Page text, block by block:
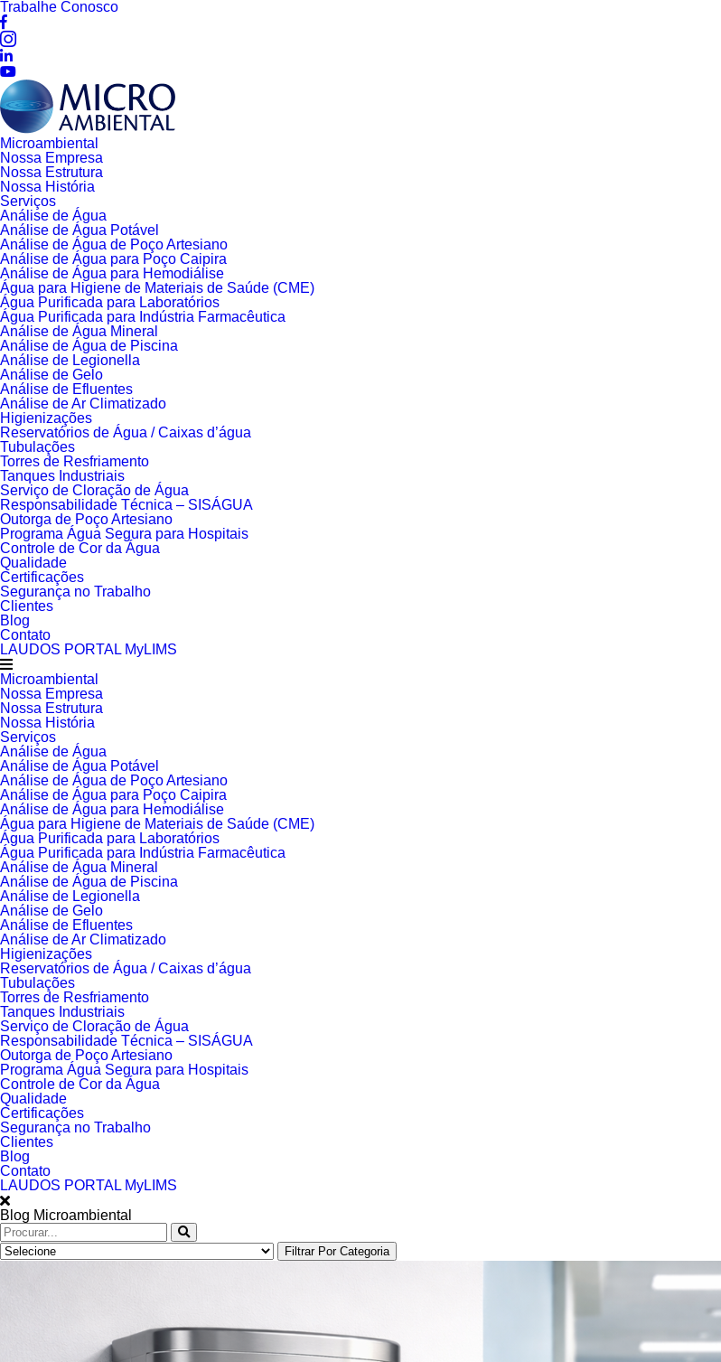
Trabalhe Conosco
Microambiental
Nossa Empresa
Nossa Estrutura
Nossa História
Serviços
Análise de Água
Análise de Água Potável
Análise de Água de Poço Artesiano
Análise de Água para Poço Caipira
Análise de Água para Hemodiálise
Água para Higiene de Materiais de Saúde (CME)
Água Purificada para Laboratórios
Água Purificada para Indústria Farmacêutica
Análise de Água Mineral
Análise de Água de Piscina
Análise de Legionella
Análise de Gelo
Análise de Efluentes
Análise de Ar Climatizado
Higienizações
Reservatórios de Água / Caixas d’água
Tubulações
Torres de Resfriamento
Tanques Industriais
Serviço de Cloração de Água
Responsabilidade Técnica – SISÁGUA
Outorga de Poço Artesiano
Programa Água Segura para Hospitais
Controle de Cor da Água
Qualidade
Certificações
Segurança no Trabalho
Clientes
Blog
Contato
LAUDOS PORTAL MyLIMS
Microambiental
Nossa Empresa
Nossa Estrutura
Nossa História
Serviços
Análise de Água
Análise de Água Potável
Análise de Água de Poço Artesiano
Análise de Água para Poço Caipira
Análise de Água para Hemodiálise
Água para Higiene de Materiais de Saúde (CME)
Água Purificada para Laboratórios
Água Purificada para Indústria Farmacêutica
Análise de Água Mineral
Análise de Água de Piscina
Análise de Legionella
Análise de Gelo
Análise de Efluentes
Análise de Ar Climatizado
Higienizações
Reservatórios de Água / Caixas d’água
Tubulações
Torres de Resfriamento
Tanques Industriais
Serviço de Cloração de Água
Responsabilidade Técnica – SISÁGUA
Outorga de Poço Artesiano
Programa Água Segura para Hospitais
Controle de Cor da Água
Qualidade
Certificações
Segurança no Trabalho
Clientes
Blog
Contato
LAUDOS PORTAL MyLIMS
Blog Microambiental
Filtrar Por Categoria